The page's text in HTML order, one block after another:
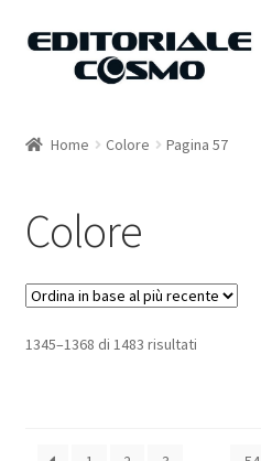
Vai
Vai
Carrello
Il mio account
Home Colore Pagina 57
Colore
1345–1368 di 1483 risultati